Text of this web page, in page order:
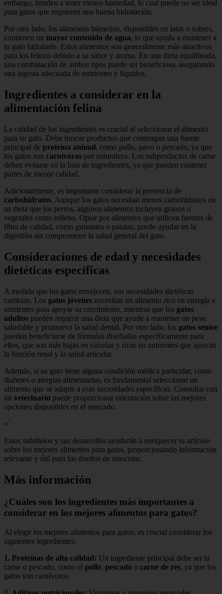
embargo, tienden a tener menos humedad, lo cual puede no ser ideal
para gatos que requieren una buena hidratación.
Por otro lado, los alimentos húmedos, disponibles en latas o sobres,
contienen un mayor contenido de agua, lo que ayuda a mantener a
tu gato hidratado. Estos alimentos son generalmente más atractivos
para los felinos debido a su sabor y aroma. En una dieta equilibrada,
una combinación de ambos tipos puede ser beneficiosa, asegurando
una ingesta adecuada de nutrientes y líquidos.
Ingredientes a considerar en la
alimentación felina
La calidad de los ingredientes es crucial al seleccionar el alimento
para su gato. Debe buscar productos que contengan una fuente
principal de proteína animal, como pollo, pavo o pescado, ya que
los gatos son carnívoros por naturaleza. Los subproductos de carne
deben evitarse en la lista de ingredientes, ya que pueden contener
partes de menor calidad.
Adicionalmente, es importante considerar la presencia de
carbohidratos. Aunque los gatos necesitan menos carbohidratos en
su dieta que los perros, algunos alimentos incluyen granos o
vegetales como relleno. Optar por alimentos que utilicen fuentes de
fibra de calidad, como guisantes o patatas, puede ayudar en la
digestión sin comprometer la salud general del gato.
Consideraciones de edad y necesidades
dietéticas específicas
A medida que los gatos envejecen, sus necesidades dietéticas
cambian. Los gatos jóvenes necesitan un alimento rico en energía y
nutrientes para apoyar su crecimiento, mientras que los gatos
adultos pueden requerir una dieta que ayude a mantener un peso
saludable y promueva la salud dental. Por otro lado, los gatos senior
pueden beneficiarse de fórmulas diseñadas específicamente para
ellos, que son más bajas en calorías y ricas en nutrientes que apoyan
la función renal y la salud articular.
Además, si su gato tiene alguna condición médica particular, como
diabetes o alergias alimentarias, es fundamental seleccionar un
alimento que se adapte a esas necesidades específicas. Consultar con
un veterinario puede proporcionar orientación sobre las mejores
opciones disponibles en el mercado.
«`
Estos subtítulos y sus desarrollos ayudarán a enriquecer tu artículo
sobre los mejores alimentos para gatos, proporcionando información
relevante y útil para los dueños de mascotas.
Más información
¿Cuáles son los ingredientes más importantes a
considerar en los mejores alimentos para gatos?
Al elegir los mejores alimentos para gatos, es crucial considerar los
siguientes ingredientes:
1. Proteínas de alta calidad: Un ingrediente principal debe ser la
carne o pescado, como el pollo, pescado o carne de res, ya que los
gatos son carnívoros.